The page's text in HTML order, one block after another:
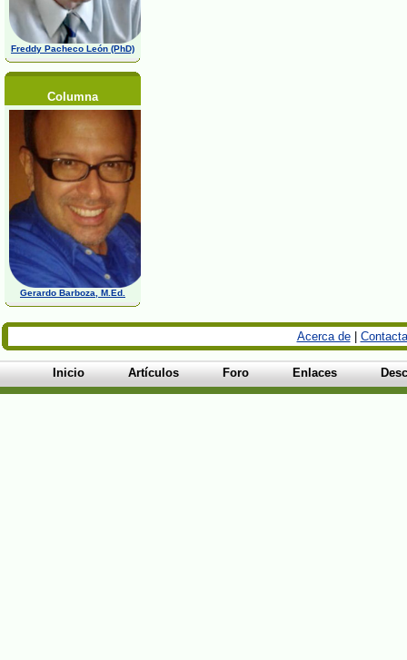
Freddy Pacheco León (PhD)
Columna
Gerardo Barboza, M.Ed.
Acerca de|
Inicio Artículos Foro Enlaces